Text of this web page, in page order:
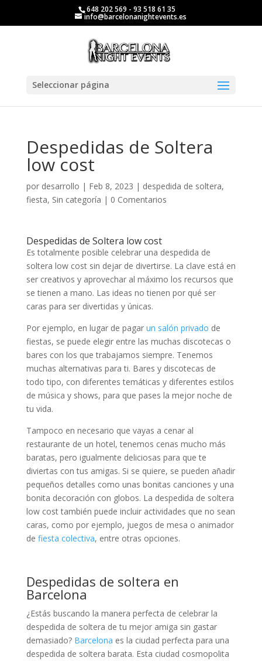
648 202 569 - 93 518 61 35
info@barcelonanightevents.es
Seleccionar página
Despedidas de Soltera
low cost
por desarrollo | Feb 8, 2023 | despedida de soltera,
fiesta, Sin categoría | 0 Comentarios
Despedidas de Soltera low cost
Es totalmente posible celebrar una despedida de
soltera low cost sin dejar de divertirse. La clave está en
ser creativos y aprovechar al máximo los recursos que
se tienen a mano. Las ideas no tienen por qué ser
caras para ser divertidas y únicas.
Por ejemplo, en lugar de pagar un salón privado de
fiestas, se puede elegir entre las muchas discotecas o
bares con los que trabajamos siempre. Tenemos
muchas alternativas para ti. Bares y discotecas de
todo tipo, con diferentes temáticas y diferentes estilos
de música y shows, para que pases la mejor noche de
tu vida.
Tampoco en necesario que vayas a cenar al
restaurante de un hotel, tenemos cenas mucho más
baratas, pero igualmente deliciosas para que te
diviertas con tus amigas. Si se quiere, se pueden añadir
pequeños detalles como unas bonitas canciones y una
bonita decoración con globos. La despedida de soltera
low cost también puede incluir actividades que no sean
caras, como por ejemplo, juegos de mesa o animador
de fiesta colectiva, entre otras opciones.
Despedidas de soltera en
Barcelona
¿Estás buscando la manera perfecta de celebrar la
despedida de soltera de tu mejor amiga sin gastar
demasiado? Barcelona es la ciudad perfecta para una
despedida de soltera barata. Esta ciudad cosmopolita